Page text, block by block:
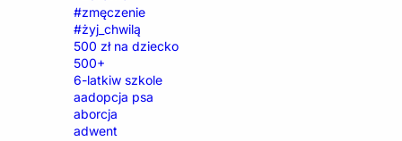
#zmęczenie
#żyj_chwilą
500 zł na dziecko
500+
6-latkiw szkole
aadopcja psa
aborcja
adwent